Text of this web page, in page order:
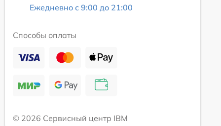
Ежедневно с 9:00 до 21:00
Способы оплаты
© 2026 Сервисный центр IBM